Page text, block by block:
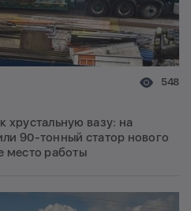
548
вазу: на
90-тонный статор нового
место работы